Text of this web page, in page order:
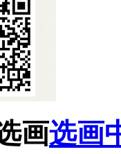
画选画